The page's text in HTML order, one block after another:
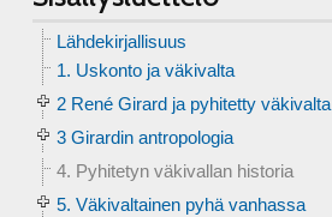
Lähdekirjallisuus
1. Uskonto ja väkivalta
2 René Girard ja pyhitetty väkivalta
3 Girardin antropologia
4. Pyhitetyn väkivallan historia
5. Väkivaltainen pyhä vanhassa